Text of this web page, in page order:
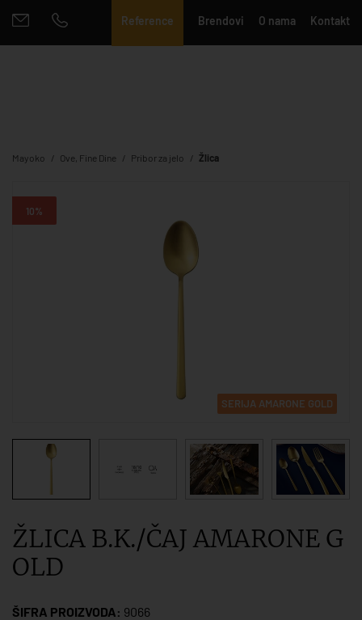
Reference Brendovi O nama Kontakt
Mayoko Ove, Fine Dine Pribor za jelo Žlica
10%
SERIJA AMARONE GOLD
ŽLICA B.K./ČAJ AMARONE G
OLD
ŠIFRA PROIZVODA: 9066